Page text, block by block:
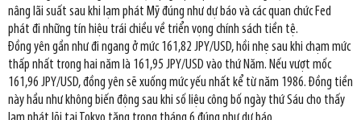
nâng lãi suất sau khi lạm phát Mỹ đúng như dự báo và các quan chức Fed
phát đi những tín hiệu trái chiều về triển vọng chính sách tiền tệ.
Đồng yên gần như đi ngang ở mức 161,82 JPY/USD, hồi nhẹ sau khi chạm mức
thấp nhất trong hai năm là 161,95 JPY/USD vào thứ Năm. Nếu vượt mốc
161,96 JPY/USD, đồng yên sẽ xuống mức yếu nhất kể từ năm 1986. Đồng tiền
này hầu như không biến động sau khi số liệu công bố ngày thứ Sáu cho thấy